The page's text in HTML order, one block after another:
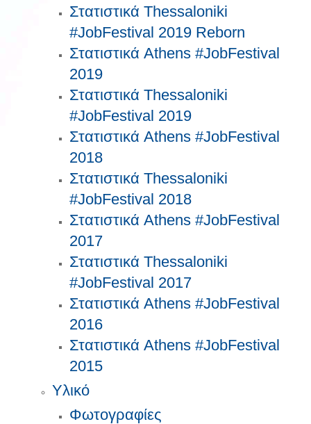
Στατιστικά Thessaloniki
#JobFestival 2019 Reborn
Στατιστικά Athens #JobFestival
2019
Στατιστικά Thessaloniki
#JobFestival 2019
Στατιστικά Athens #JobFestival
2018
Στατιστικά Thessaloniki
#JobFestival 2018
Στατιστικά Athens #JobFestival
2017
Στατιστικά Thessaloniki
#JobFestival 2017
Στατιστικά Athens #JobFestival
2016
Στατιστικά Athens #JobFestival
2015
Υλικό
Φωτογραφίες